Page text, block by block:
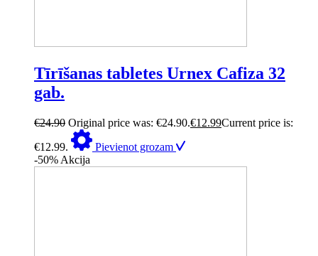
Tīrīšanas tabletes Urnex Cafiza 32
gab.
€24.90 Original price was: €24.90.€12.99Current price is:
€12.99.
Pievienot grozam
-50% Akcija